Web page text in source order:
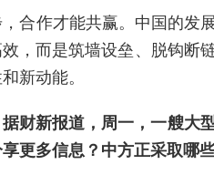
合作才能共赢。中国的发
，而是筑墙设垒、脱钩断
新动能。
财新报道，周一，一艘大
更多信息？中方正采取哪